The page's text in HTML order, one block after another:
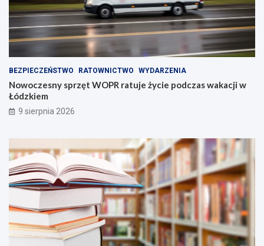
BEZPIECZEŃSTWO RATOWNICTWO WYDARZENIA
Nowoczesny sprzęt WOPR ratuje życie podczas wakacji w
Łódzkiem
9 sierpnia 2026